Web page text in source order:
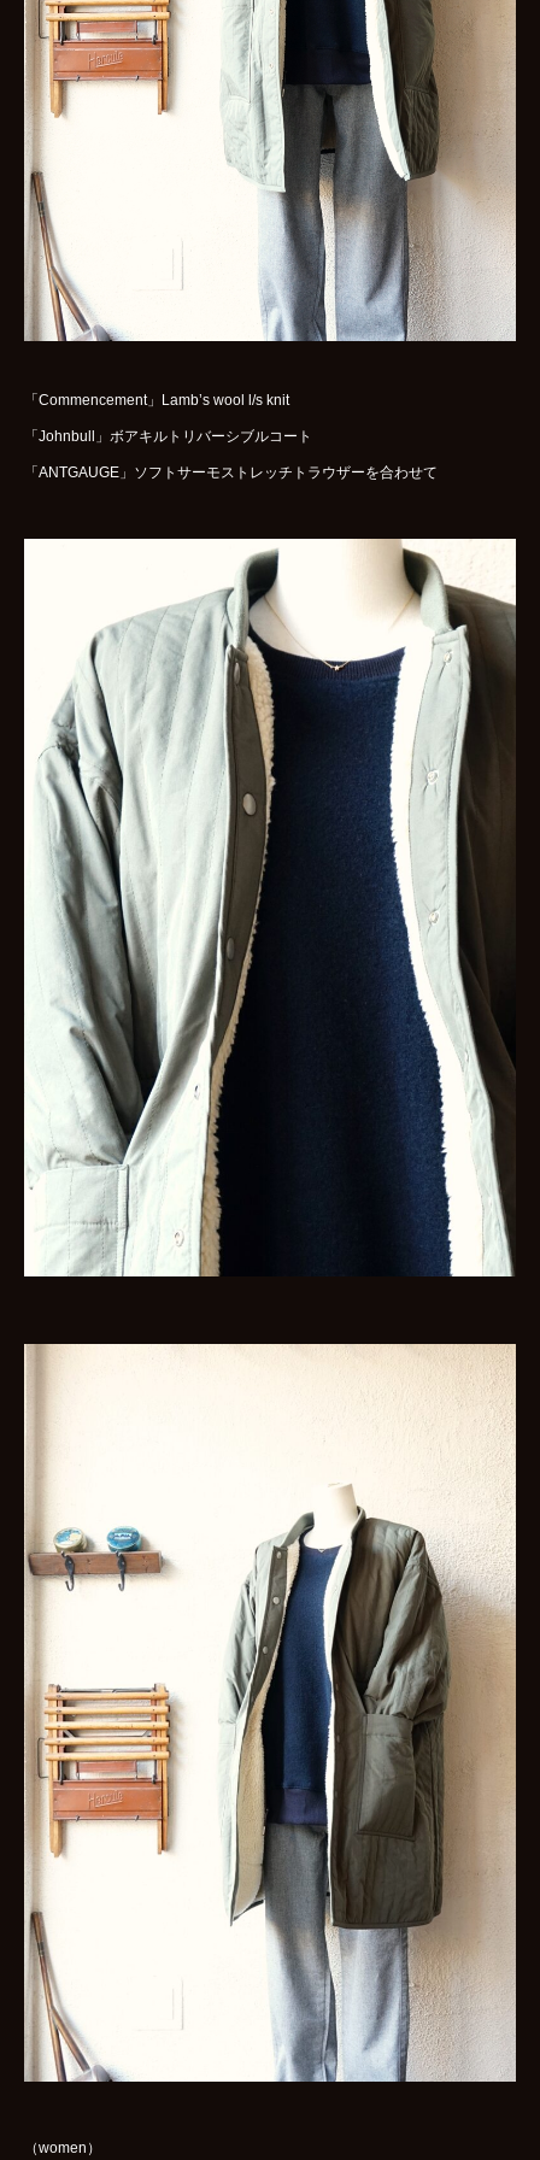
WOMENS
GOODS
shop
contact
Instagram
「Commencement」Lamb’s wool l/s knit
「Johnbull」ボアキルトリバーシブルコート
「ANTGAUGE」ソフトサーモストレッチトラウザーを合わせて
（women）